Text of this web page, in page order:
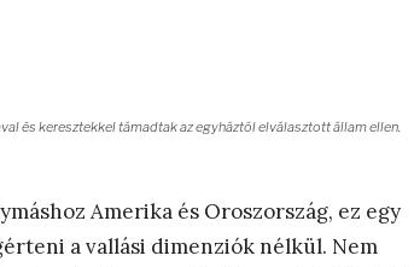
és keresztekkel támadtak az egyháztól elválasztott állam ellen.
Amerika és Oroszország, ez egy
a vallási dimenziók nélkül. Nem